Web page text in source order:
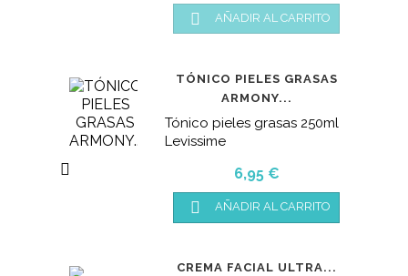
 AÑADIR AL CARRITO

TÓNICO PIELES GRASAS
ARMONY...
Tónico pieles grasas 250ml
Levissime
Precio
6,95 €
 AÑADIR AL CARRITO
CREMA FACIAL ULTRA...